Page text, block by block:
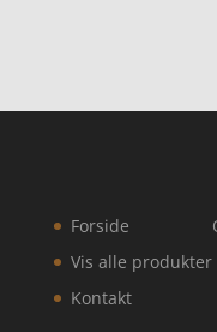
Forside
Vis alle produkter
Kontakt